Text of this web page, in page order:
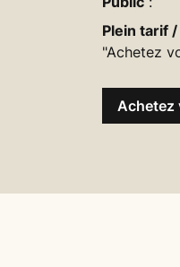
Plein tarif
"Achetez
Achetez